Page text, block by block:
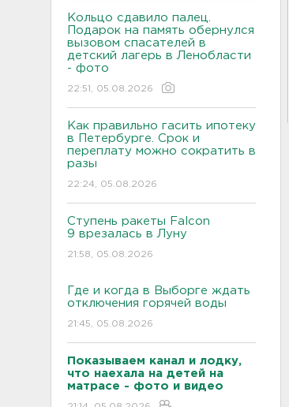
Кольцо сдавило палец.
Подарок на память обернулся
вызовом спасателей в
детский лагерь в Ленобласти
- фото
22:51, 05.08.2026
Как правильно гасить ипотеку
в Петербурге. Срок и
переплату можно сократить в
разы
22:24, 05.08.2026
Ступень ракеты Falcon
9 врезалась в Луну
21:58, 05.08.2026
Где и когда в Выборге ждать
отключения горячей воды
21:45, 05.08.2026
Показываем канал и лодку,
что наехала на детей на
матрасе - фото и видео